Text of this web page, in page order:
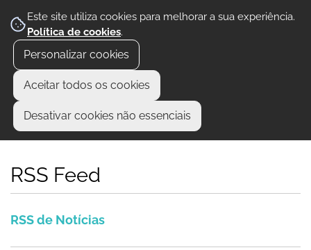
Este site utiliza cookies para melhorar a sua experiência.
Política de cookies.
Personalizar cookies
Aceitar todos os cookies
Desativar cookies não essenciais
RSS Feed
RSS de Notícias